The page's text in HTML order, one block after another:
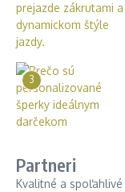
3
Partneri
Kvalitné a spoľahlivé